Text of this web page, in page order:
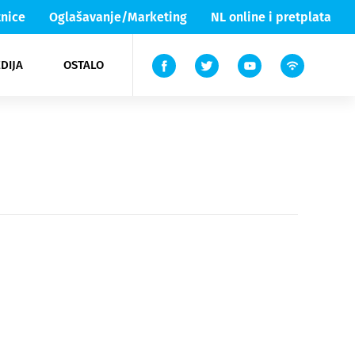
Oglašavanje/Marketing NL online i pretplata
OSTALO
Lika & Senj
TV